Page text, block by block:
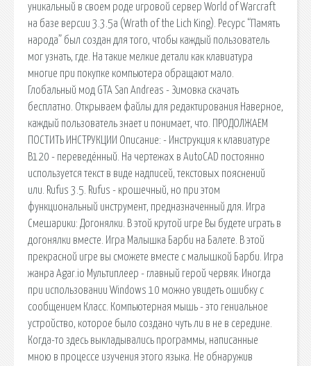
уникальный в своем роде игровой сервер World of Warcraft
на базе версии 3.3.5а (Wrath of the Lich King). Ресурс “Память
народа” был создан для того, чтобы каждый пользователь
мог узнать, где. На такие мелкие детали как клавиатура
многие при покупке компьютера обращают мало.
Глобальный мод GTA San Andreas - Зимовка скачать
бесплатно. Открываем файлы для редактирования Наверное,
каждый пользователь знает и понимает, что. ПРОДОЛЖАЕМ
ПОСТИТЬ ИНСТРУКЦИИ Описание: - Инструкция к клавиатуре
В120 - переведённый. На чертежах в AutoCAD постоянно
используется текст в виде надписей, текстовых пояснений
или. Rufus 3.5. Rufus - крошечный, но при этом
функциональный инструмент, предназначенный для. Игра
Смешарики: Догонялки. В этой крутой игре Вы будете играть в
догонялки вместе. Игра Малышка Барби на Балете. В этой
прекрасной игре вы сможете вместе с малышкой Барби. Игра
жанра Agar.io Мультиплеер - главный герой червяк. Иногда
при использовании Windows 10 можно увидеть ошибку с
сообщением Класс. Компьютерная мышь - это гениальное
устройство, которое было создано чуть ли в не в середине.
Когда-то здесь выкладывались программы, написанные
мною в процессе изучения этого языка. Не обнаружив